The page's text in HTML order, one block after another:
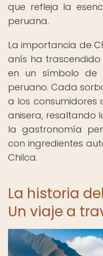
que refleja la
peruana.
La importancia de
anís ha trascendido
en un símbolo
peruano. Cada
a los consumidores
anisera, resaltando
la gastronomía
con ingredientes
Chilca.
La historia
Un viaje a